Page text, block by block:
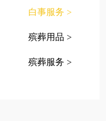
白事服务 >
殡葬用品 >
殡葬服务 >